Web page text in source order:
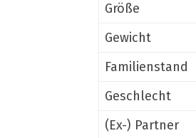
Größe
Gewicht
Familienstand
Geschlecht
(Ex-) Partner